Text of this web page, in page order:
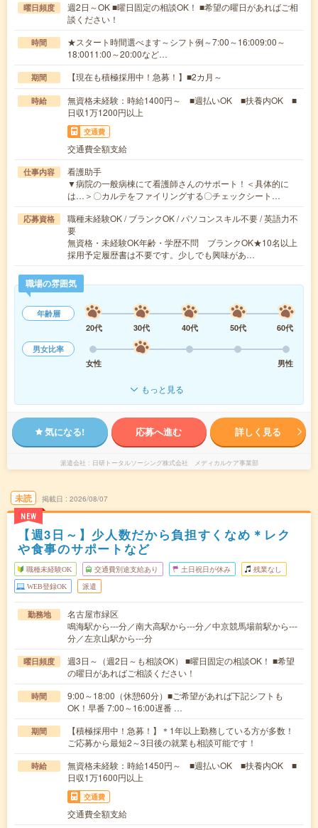
曜日頻度
週2日～OK ■曜日固定の相談OK！ ■希望の曜日があればご相
談ください！
時間
★スタート時間選べます～シフト例～7:00～16:009:00～
18:0011:00～20:00など…
期間 【現在も積極採用中！急募！】■2カ月～
時給
無資格未経験：時給1400円～ ■週払いOK ■扶養内OK ■
日収1万1200円以上
交通費
交通費全額支給
仕事内容
看護助手
▼病院の一般病棟にて看護師さんのサポート！＜具体的に
は…＞〇カルテをファイリングする〇チェックシート…
応募資格
職種未経験OK / ブランクOK / パソコンスキル不要 / 英語力不
要
無資格・未経験OK年齢・学歴不問 ブランクOK★10名以上
採用予定履歴書は不要です。少しでも興味があ…
職場の雰囲気
年齢層
20代
30代 40代 50代
60代
男女比率
女性
男性
もっと見る
気になる! 応募へ進む 詳しく見る
派遣会社 日研トータルソーシング株式会社 メディカルケア事業部
未読
NEW
掲載日 2026/08/07
【週3日～】少人数だから負担すくなめ＊レク
や食事のサポートなど
職種未経験OK 交通費別途支給あり 土日祝日が休み 残業なし
WEB登録OK 派遣
勤務地
名古屋市緑区
鳴海駅から---分／南大高駅から---分／中京競馬場前駅から---
分／左京山駅から---分
曜日頻度
週3日～（週2日～も相談OK） ■曜日固定の相談OK！ ■希望
の曜日があればご相談ください！
時間
9:00～18:00（休憩60分）■ご希望があれば下記シフトも
OK！早番 7:00～16:00遅番 …
期間
【積極採用中！急募！】＊1年以上勤務している方が多数！
ご応募から最短2～3日後の就業も相談可能です！
時給
無資格未経験：時給1450円～ ■週払いOK ■扶養内OK ■
日収1万1600円以上
交通費
交通費全額支給